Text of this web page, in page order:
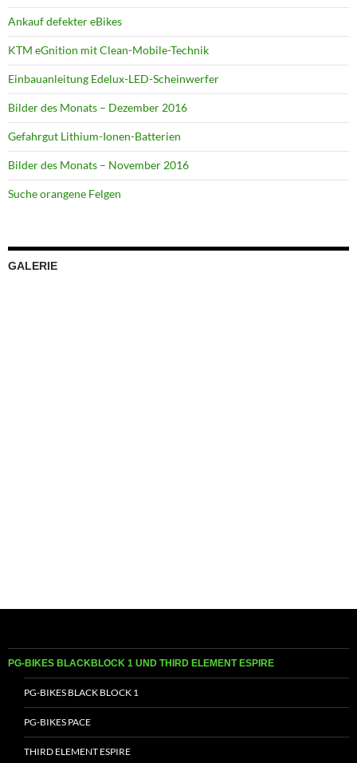
Ankauf defekter eBikes
KTM eGnition mit Clean-Mobile-Technik
Einbauanleitung Edelux-LED-Scheinwerfer
Bilder des Monats – Dezember 2016
Gefahrgut Lithium-Ionen-Batterien
Bilder des Monats – November 2016
Suche orangene Felgen
GALERIE
PG-BIKES BLACKBLOCK 1 UND THIRD ELEMENT ESPIRE
PG-BIKES BLACK BLOCK 1
PG-BIKES PACE
THIRD ELEMENT ESPIRE